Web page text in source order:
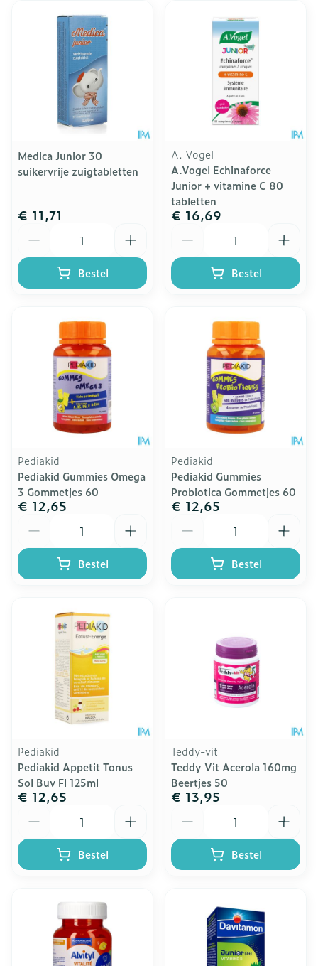
Medica Junior 30
suikervrije zuigtabletten
€ 11,71
Bestel
A. Vogel
A.Vogel Echinaforce
Junior + vitamine C 80
tabletten
€ 16,69
Bestel
Pediakid
Pediakid Gummies Omega
3 Gommetjes 60
€ 12,65
Bestel
Pediakid
Pediakid Gummies
Probiotica Gommetjes 60
€ 12,65
Bestel
Pediakid
Pediakid Appetit Tonus
Sol Buv Fl 125ml
€ 12,65
Bestel
Teddy-vit
Teddy Vit Acerola 160mg
Beertjes 50
€ 13,95
Bestel